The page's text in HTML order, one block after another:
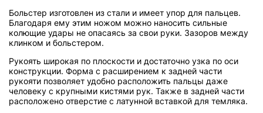
Больстер изготовлен из стали и имеет упор для пальцев.
Благодаря ему этим ножом можно наносить сильные
колющие удары не опасаясь за свои руки. Зазоров между
клинком и больстером.
Рукоять широкая по плоскости и достаточно узка по оси
конструкции. Форма с расширением к задней части
рукояти позволяет удобно расположить пальцы даже
человеку с крупными кистями рук. Также в задней части
расположено отверстие с латунной вставкой для темляка.